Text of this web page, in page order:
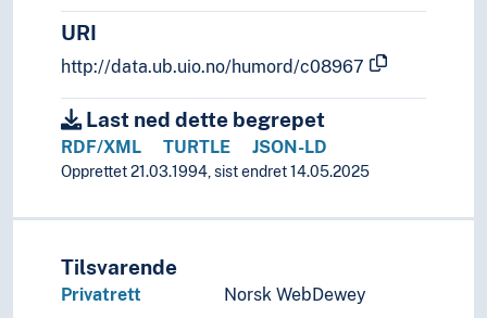
URI
http://data.ub.uio.no/humord/c08967
Last ned dette begrepet
RDF/XML TURTLE JSON-LD
Opprettet 21.03.1994, sist endret 14.05.2025
Tilsvarende
Privatrett
Norsk WebDewey